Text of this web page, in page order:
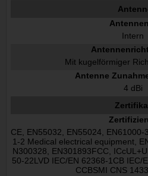
Intern
Mit kugelförmiger
Antenne
4 dBi
CE, EN55032, EN55024,
1-2 Medical electrical equipment,
N300328, EN301893FCC,
50-22LVD IEC/EN 62368-1CB IEC/
CCBSMI CNS